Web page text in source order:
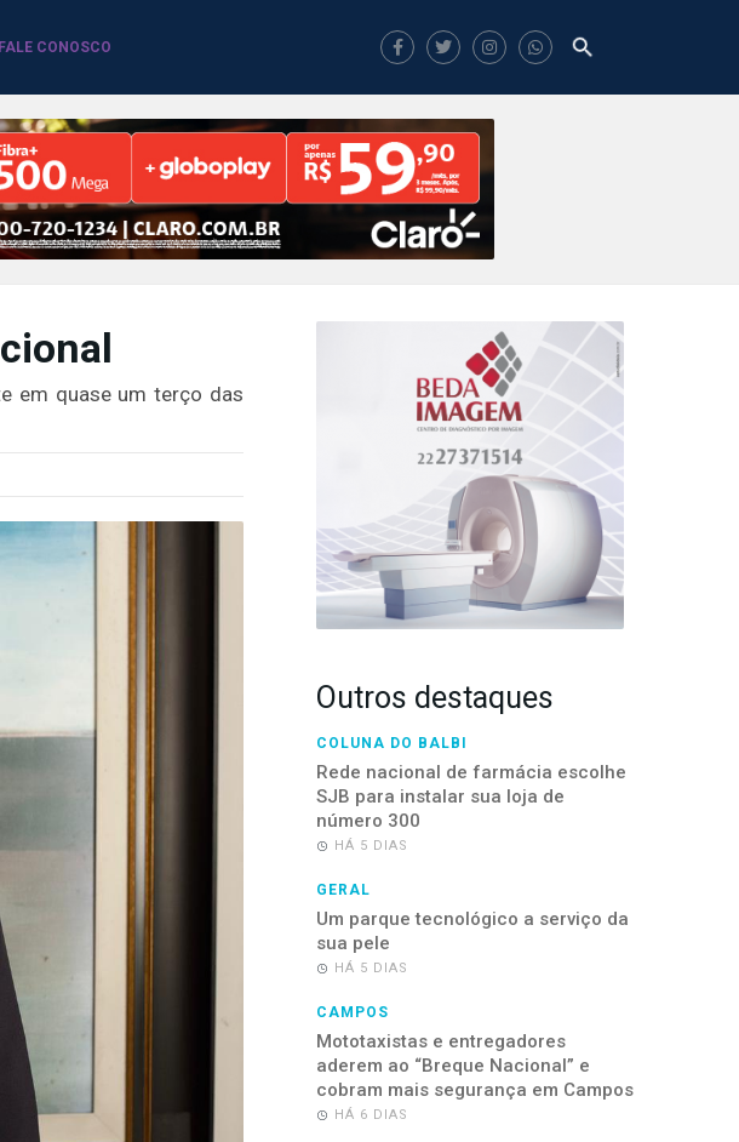
FALE CONOSCO
em quase um terço das
Outros destaques
COLUNA DO BALBI
Rede nacional de farmácia escolhe
SJB para instalar sua loja de
número 300
HÁ 5 DIAS
GERAL
Um parque tecnológico a serviço da
sua pele
HÁ 5 DIAS
CAMPOS
Mototaxistas e entregadores
aderem ao “Breque Nacional” e
cobram mais segurança em Campos
HÁ 6 DIAS